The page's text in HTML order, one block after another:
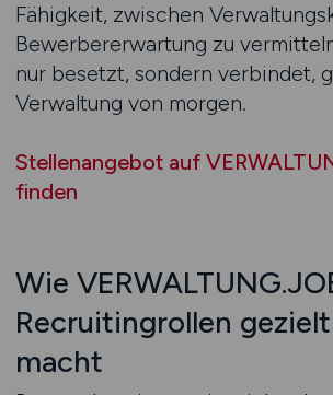
Fähigkeit, zwischen
Bewerbererwartung zu
nur besetzt, sondern verbindet,
Verwaltung von morgen.
Stellenangebot auf
finden
Wie
Recruitingrollen
macht